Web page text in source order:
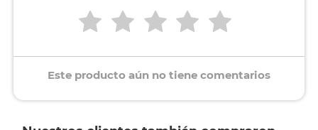
Este producto aún no tiene comentarios